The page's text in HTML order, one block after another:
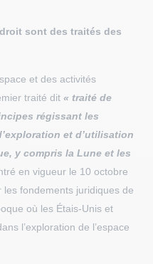
sont des traités des
et des activités
traité dit« traité de
régissant les
et d’utilisation
y compris la Lune et les
en vigueur le 10 octobre
fondements juridiques de
où les Étais-Unis et
l’exploration de l’espace